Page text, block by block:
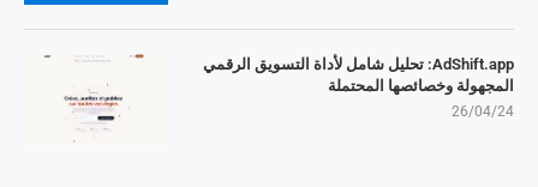
AdShift.app: تحليل شامل لأداة التسويق الرقمي
المجهولة وخصائصها المحتملة
26/04/24